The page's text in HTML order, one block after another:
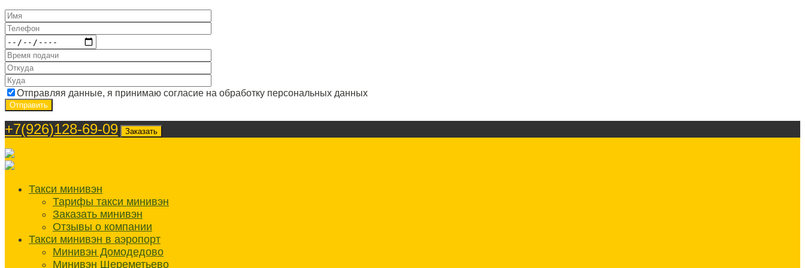
Отправляя данные, я принимаю согласие на обработку персональных данных
+7(926)128-69-09 Заказать
Такси минивэн
Тарифы такси минивэн
Заказать минивэн
Отзывы о компании
Такси минивэн в аэропорт
Минивэн Домодедово
Минивэн Шереметьево